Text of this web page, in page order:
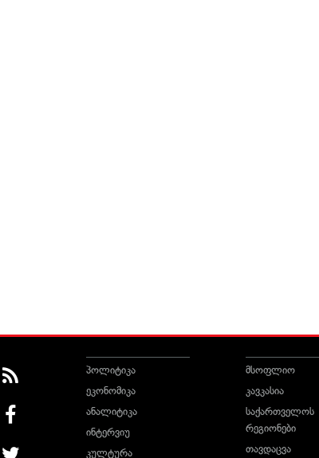
პოლიტიკა
ეკონომიკა
ანალიტიკა
ინტერვიუ
კულტურა
მსოფლიო
კავკასია
საქართველოს
რეგიონები
თავდაცვა